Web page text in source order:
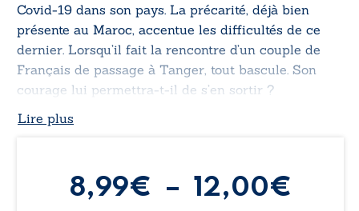
Covid-19 dans son pays. La précarité, déjà bien
présente au Maroc, accentue les difficultés de ce
dernier. Lorsqu’il fait la rencontre d’un couple de
Français de passage à Tanger, tout bascule. Son
courage lui permettra-t-il de s’en sortir ?
Lire plus
8,99€ – 12,00€